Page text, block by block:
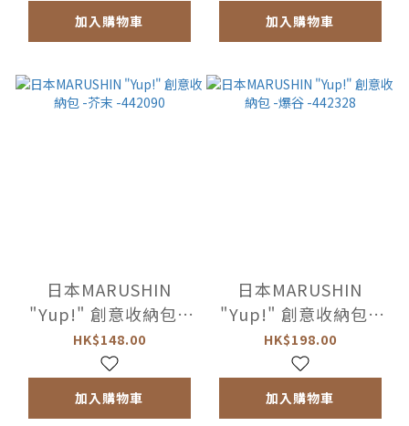
加入購物車 加入購物車
日本MARUSHIN
"Yup!" 創意收納包 -
芥末 -442090
HK$148.00
加入購物車
日本MARUSHIN
"Yup!" 創意收納包 -
爆谷 -442328
HK$198.00
加入購物車